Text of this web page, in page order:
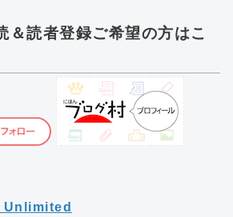
＆読者登録ご希望の方はこ